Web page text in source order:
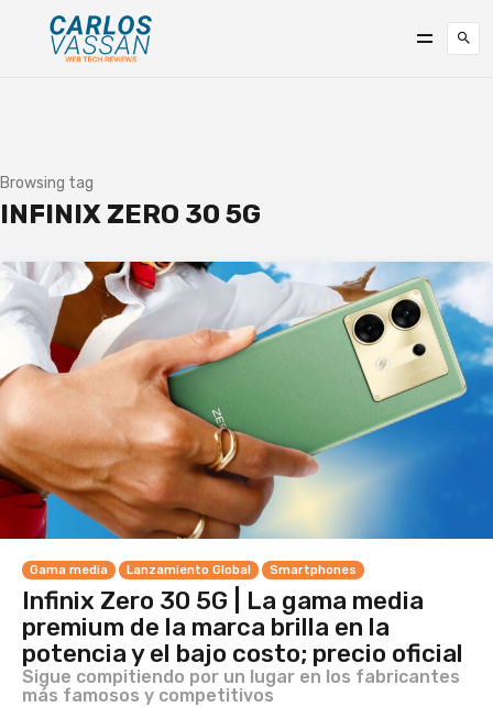
Browsing tag
INFINIX ZERO 30 5G
Gama media Lanzamiento Global Smartphones
Infinix Zero 30 5G | La gama media
premium de la marca brilla en la
potencia y el bajo costo; precio oficial
Sigue compitiendo por un lugar en los fabricantes
más famosos y competitivos